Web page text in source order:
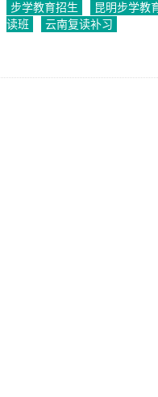
步学教育招生
昆明步学教
读班
云南复读补习